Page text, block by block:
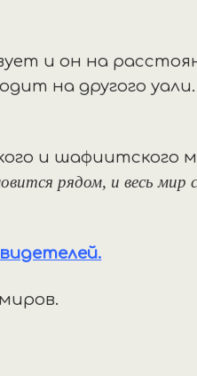
и он на
на другого
и шафиитского
рядом, и весь мир